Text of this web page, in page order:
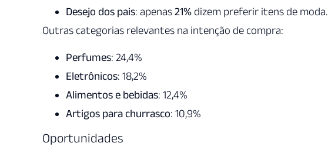
Desejo dos pais: apenas21% dizem preferir itens de moda.
Outras categorias relevantes na intenção de compra:
Perfumes: 24,4%
Eletrônicos: 18,2%
Alimentos e bebidas: 12,4%
Artigos para churrasco: 10,9%
Oportunidades